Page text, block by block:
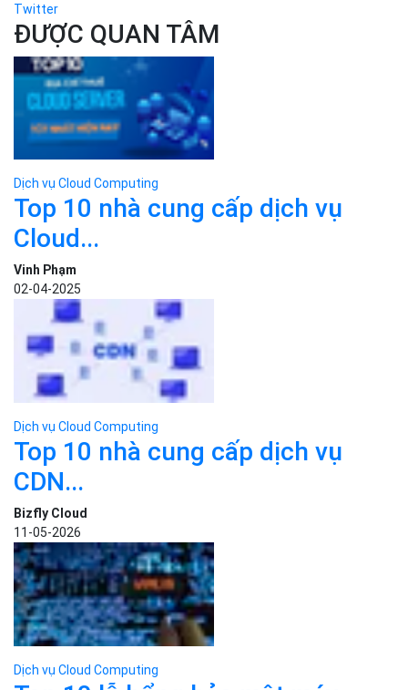
Facebook
Twitter
ĐƯỢC QUAN TÂM
Dịch vụ Cloud Computing
Top 10 nhà cung cấp dịch vụ
Cloud...
Vinh Phạm
02-04-2025
Dịch vụ Cloud Computing
Top 10 nhà cung cấp dịch vụ
CDN...
Bizfly Cloud
11-05-2026